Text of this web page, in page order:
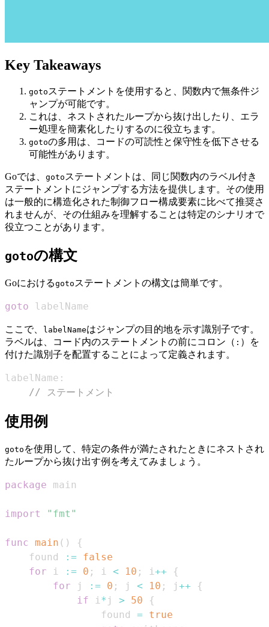
Key Takeaways
goto ステートメントを使用すると、関数内で無条件ジ
ャンプが可能です。
これは、ネストされたループから抜け出したり、エラ
ー処理を簡素化したりするのに役立ちます。
gotoの多用は、コードの可読性と保守性を低下させる
可能性があります。
Goでは、 goto ステートメントは、同じ関数内のラベル付き
ステートメントにジャンプする方法を提供します。その使用
は一般的に構造化された制御フロー構成要素に比べて推奨さ
れませんが、その仕組みを理解することは特定のシナリオで
役立つことがあります。
gotoの構文
Goにおけるgoto ステートメントの構文は簡単です。
goto labelName
ここで、 labelNameはジャンプの目的地を示す識別子です。
ラベルは、コード内のステートメントの前にコロン（ : ）を
付けた識別子を配置することによって定義されます。
labelName :
// ステートメント
使用例
goto を使用して、特定の条件が満たされたときにネストされ
たループから抜け出す例を考えてみましょう。
package
import "fmt"
func main ( )
{
    found
:=
false
for i := 0 ; i < 10 ; i ++
{
for j := 0 ; j < 10 ; j ++
{
if i * j > 50
{
                found
=
true